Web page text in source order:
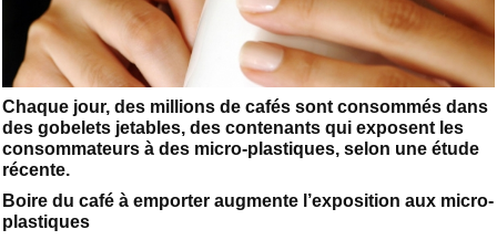
Chaque jour, des millions de cafés sont consommés dans
des gobelets jetables, des contenants qui exposent les
consommateurs à des micro-plastiques, selon une étude
récente.
Boire du café à emporter augmente l’exposition aux micro-
plastiques